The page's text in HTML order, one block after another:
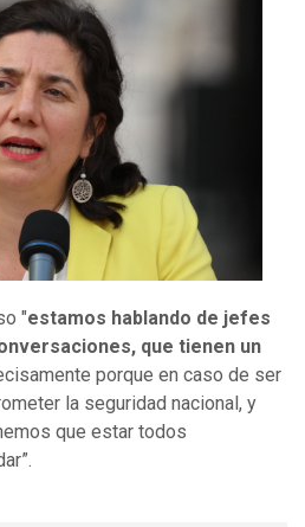
"estamos hablando de jefes
que tienen un
porque en caso de ser
la seguridad nacional, y
que estar todos